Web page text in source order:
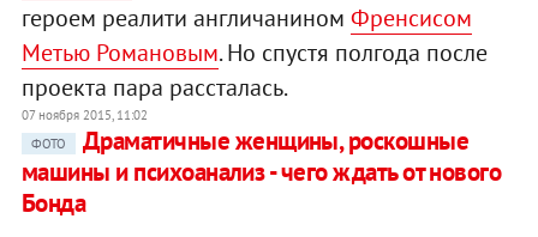
героем реалити англичанином Френсисом
Метью Романовым. Но спустя полгода после
проекта пара рассталась.
07 ноября 2015, 11:02
ФОТО
Драматичные женщины, роскошные
машины и психоанализ - чего ждать от нового
Бонда